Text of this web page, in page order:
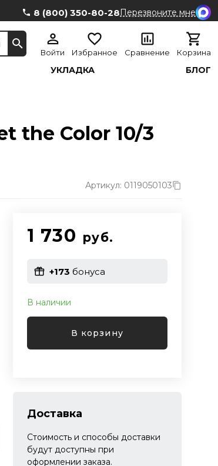
8 (800) 350-80-28Перезвоните мне
Войти Избранное Сравнение Корзина
УКЛАДКА БЛОГ
the Color 10/3
Артикул: 0119050103
1 730 руб.
+173 бонуса
В наличии
В корзину
Доставка
Стоимость и способы доставки
будут доступны при
оформлении заказа.